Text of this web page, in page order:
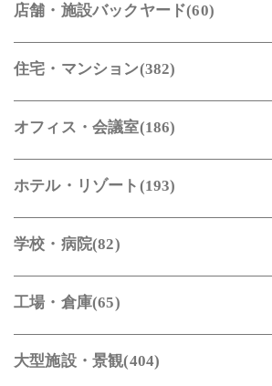
店舗・施設バックヤード(60)
住宅・マンション(382)
オフィス・会議室(186)
ホテル・リゾート(193)
学校・病院(82)
工場・倉庫(65)
大型施設・景観(404)